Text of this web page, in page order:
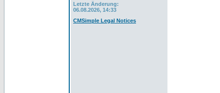
Letzte Änderung:
06.08.2026, 14:33
CMSimple Legal Notices